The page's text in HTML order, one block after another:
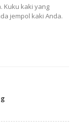
Kuku kaki yang
jempol kaki Anda.